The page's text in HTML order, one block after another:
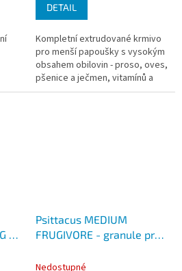
DETAIL
Kompletní extrudované krmivo
pro menší papoušky s vysokým
obsahem obilovin - proso, oves,
pšenice a ječmen, vitamínů a
minerálů.
-
Psittacus MEDIUM
FRUGIVORE - granule pro
podávání
Nedostupné